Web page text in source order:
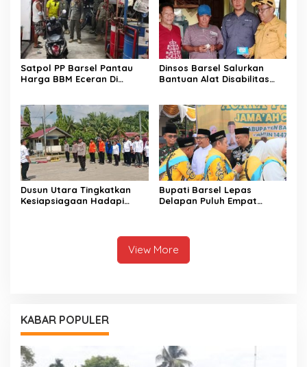
Satpol PP Barsel Pantau
Harga BBM Eceran Di
Dinsos Barsel Salurkan
Bantuan Alat Disabilitas
Dusun Utara Tingkatkan
Kesiapsiagaan Hadapi
Bupati Barsel Lepas
Delapan Puluh Empat
View More
KABAR POPULER